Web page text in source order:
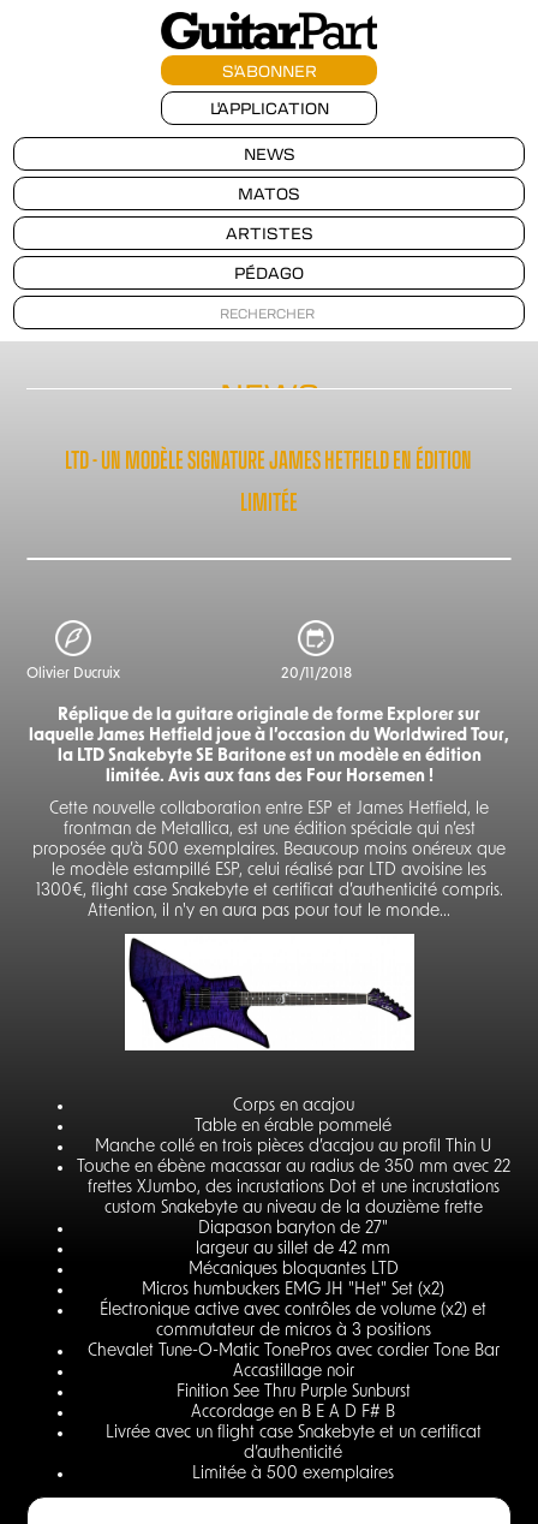
S'ABONNER
L'APPLICATION
NEWS
MATOS
ARTISTES
PÉDAGO
NEWS
LTD - UN MODÈLE SIGNATURE JAMES HETFIELD EN ÉDITION
LIMITÉE
Olivier Ducruix 20/11/2018
Réplique de la guitare originale de forme Explorer sur
laquelle James Hetfield joue à l’occasion du Worldwired Tour,
la LTD Snakebyte SE Baritone est un modèle en édition
limitée. Avis aux fans des Four Horsemen !
Cette nouvelle collaboration entre ESP et James Hetfield, le
frontman de Metallica, est une édition spéciale qui n’est
proposée qu’à 500 exemplaires. Beaucoup moins onéreux que
le modèle estampillé ESP, celui réalisé par LTD avoisine les
1300€, flight case Snakebyte et certificat d’authenticité compris.
Attention, il n'y en aura pas pour tout le monde...
Corps en acajou
Table en érable pommelé
Manche collé en trois pièces d’acajou au profil Thin U
Touche en ébène macassar au radius de 350 mm avec 22
frettes XJumbo, des incrustations Dot et une incrustations
custom Snakebyte au niveau de la douzième frette
Diapason baryton de 27"
largeur au sillet de 42 mm
Mécaniques bloquantes LTD
Micros humbuckers EMG JH "Het" Set (x2)
Électronique active avec contrôles de volume (x2) et
commutateur de micros à 3 positions
Chevalet Tune-O-Matic TonePros avec cordier Tone Bar
Accastillage noir
Finition See Thru Purple Sunburst
Accordage en B E A D F# B
Livrée avec un flight case Snakebyte et un certificat
d’authenticité
Limitée à 500 exemplaires